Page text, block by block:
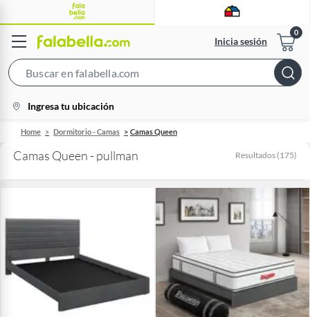
Inicia sesión
Bar
location-
icon
Ingresa tu ubicación
Home Dormitorio - Camas Camas Queen
Camas Queen - pullman Resultados (175)